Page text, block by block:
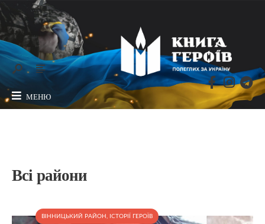
МЕНЮ
Всі райони
ВІННИЦЬКИЙ РАЙОН , ІСТОРІЇ ГЕРОЇВ